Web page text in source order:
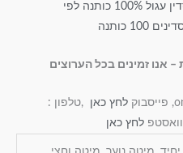
לסדין עגול 100% כותנה לפי
100 כותנה
אנו זמינים בכל הערוצים
לחץ כאן ,טלפון :
לחץ כאן